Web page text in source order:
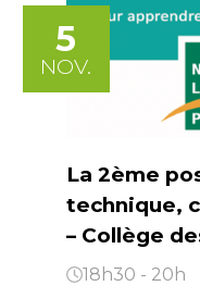
5
NOV.
La 2ème
technique,
– Collège
18h30 - 20h